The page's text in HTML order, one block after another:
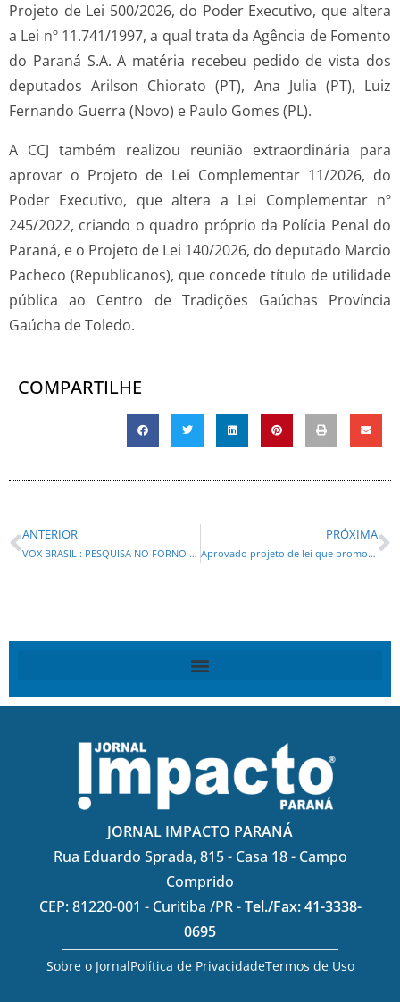
Projeto de Lei 500/2026, do Poder Executivo, que altera
a Lei nº 11.741/1997, a qual trata da Agência de Fomento
do Paraná S.A. A matéria recebeu pedido de vista dos
deputados Arilson Chiorato (PT), Ana Julia (PT), Luiz
Fernando Guerra (Novo) e Paulo Gomes (PL).
A CCJ também realizou reunião extraordinária para
aprovar o Projeto de Lei Complementar 11/2026, do
Poder Executivo, que altera a Lei Complementar nº
245/2022, criando o quadro próprio da Polícia Penal do
Paraná, e o Projeto de Lei 140/2026, do deputado Marcio
Pacheco (Republicanos), que concede título de utilidade
pública ao Centro de Tradições Gaúchas Província
Gaúcha de Toledo.
COMPARTILHE
ANTERIOR
VOX BRASIL : PESQUISA NO FORNO COM LIBERAÇÃO PREVISTA PARA SEXTA FEIRA (03)
PRÓXIMA
Aprovado projeto de lei que promove isonomia da Polícia Penal do Paraná com demais forças
JORNAL IMPACTO PARANÁ
Rua Eduardo Sprada, 815 - Casa 18 - Campo
Comprido
CEP: 81220-001 - Curitiba /PR -Tel./Fax: 41-3338-
0695
Sobre o JornalPolítica de PrivacidadeTermos de Uso